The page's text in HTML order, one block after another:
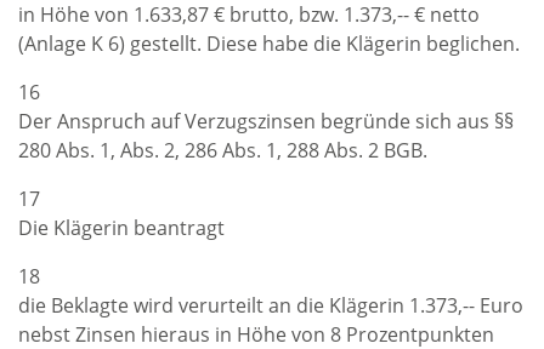
in Höhe von 1.633,87 € brutto, bzw. 1.373,-- € netto
(Anlage K 6) gestellt. Diese habe die Klägerin beglichen.
16
Der Anspruch auf Verzugszinsen begründe sich aus §§
280 Abs. 1, Abs. 2, 286 Abs. 1, 288 Abs. 2 BGB.
17
Die Klägerin beantragt
18
die Beklagte wird verurteilt an die Klägerin 1.373,-- Euro
nebst Zinsen hieraus in Höhe von 8 Prozentpunkten